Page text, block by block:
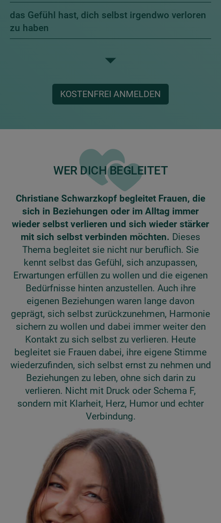
das Gefühl hast, dich selbst irgendwo verloren
zu haben
KOSTENFREI ANMELDEN
WER DICH BEGLEITET
Christiane Schwarzkopf begleitet Frauen, die
sich in Beziehungen oder im Alltag immer
wieder selbst verlieren und sich wieder stärker
mit sich selbst verbinden möchten. Dieses
Thema begleitet sie nicht nur beruflich. Sie
kennt selbst das Gefühl, sich anzupassen,
Erwartungen erfüllen zu wollen und die eigenen
Bedürfnisse hinten anzustellen. Auch ihre
eigenen Beziehungen waren lange davon
geprägt, sich selbst zurückzunehmen, Harmonie
sichern zu wollen und dabei immer weiter den
Kontakt zu sich selbst zu verlieren. Heute
begleitet sie Frauen dabei, ihre eigene Stimme
wiederzufinden, sich selbst ernst zu nehmen und
Beziehungen zu leben, ohne sich darin zu
verlieren. Nicht mit Druck oder Schema F,
sondern mit Klarheit, Herz, Humor und echter
Verbindung.